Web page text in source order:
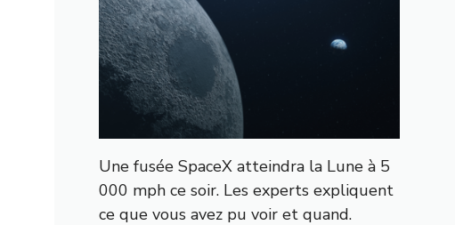
Une fusée SpaceX atteindra la Lune à 5
000 mph ce soir. Les experts expliquent
ce que vous avez pu voir et quand.